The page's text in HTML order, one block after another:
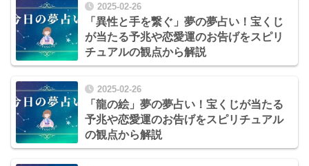
2025-02-26
「異性と手を繋ぐ」夢の夢占い！宝くじ
が当たる予兆や恋愛運のお告げをスピリ
チュアルの観点から解説
2025-02-26
「龍の絵」夢の夢占い！宝くじが当たる
予兆や恋愛運のお告げをスピリチュアル
の観点から解説